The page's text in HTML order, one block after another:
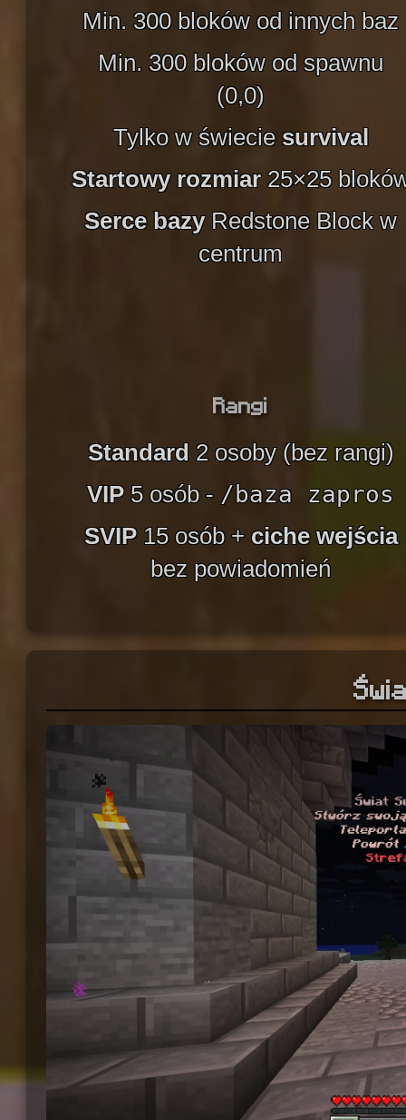
Min. 300 bloków od innych baz
Min. 300 bloków od spawnu
(0,0)
Tylko w świecie survival
Startowy rozmiar25×25
Serce bazyRedstone Block w
centrum
Rangi
Standard 2 osoby (bez rangi)
VIP5 osób - /baza zapros
SVIP15 osób + ciche wejścia
bez powiadomień